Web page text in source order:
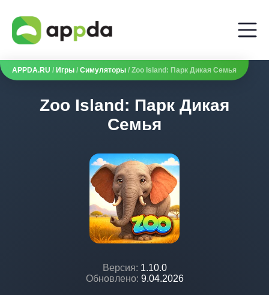
APPDA.RU / Игры / Симуляторы / Zoo Island: Парк Дикая Семья
Zoo Island: Парк Дикая
Семья
Версия: 1.10.0
Обновлено: 9.04.2026